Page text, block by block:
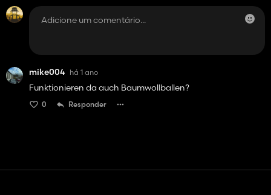
mike004 há 1 ano
Funktionieren da auch Baumwollballen?
0 Responder